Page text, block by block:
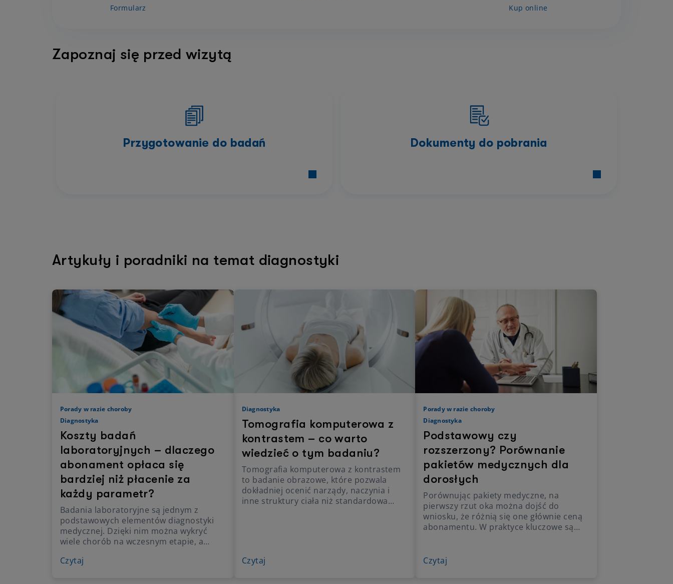
Formularz
Kup online
Zapoznaj się przed wizytą
Przygotowanie do badań Dokumenty do pobrania
Artykuły i poradniki na temat diagnostyki
Porady w razie choroby
Diagnostyka
Koszty badań
laboratoryjnych – dlaczego
abonament opłaca się
bardziej niż płacenie za
każdy parametr?
Badania laboratoryjne są jednym z
podstawowych elementów diagnostyki
medycznej. Dzięki nim można wykryć
wiele chorób na wczesnym etapie, a
W praktyce jednak wiele osób wykonuje
Czytaj
Diagnostyka
Tomografia komputerowa z
kontrastem – co warto
wiedzieć o tym badaniu?
Tomografia komputerowa z kontrastem
to badanie obrazowe, które pozwala
dokładniej ocenić narządy, naczynia i
inne struktury ciała niż standardowa
przed oraz po badaniu. Tego i wiele
Czytaj
Porady w razie choroby
Diagnostyka
Podstawowy czy
rozszerzony? Porównanie
pakietów medycznych dla
dorosłych
Porównując pakiety medyczne, na
pierwszy rzut oka można dojść do
wniosku, że różnią się one głównie ceną
abonamentu. W praktyce kluczowe są
diagnostycznych oraz sposób rozliczania
wizyt – z dopłatami lub bez. Dlatego
Czytaj